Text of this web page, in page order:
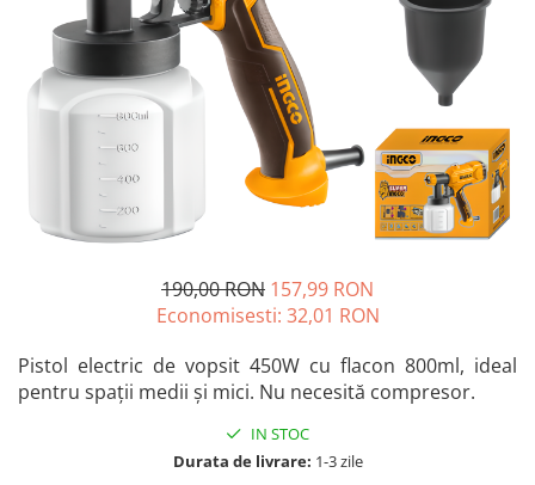
Mașini de șlefuit
Măști de sudură
Nivele cu bulă
Nivelă laser
Polizoare unghiulare
Capsatoare
Căni
Drujbă
Accesorii pentru drujbă
Echipamente de protecție
Foarfece tablă
Grătare și accesorii
Instalații sanitare
Lampi
190,00 RON 157,99 RON
Economisesti: 32,01 RON
Pistol electric de vopsit 450W cu flacon 800ml, ideal
pentru spații medii și mici. Nu necesită compresor.
IN STOC
Durata de livrare: 1-3 zile